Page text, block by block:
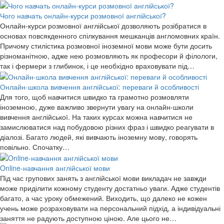
Чого навчать онлайн-курси розмовної англійської?
Онлайн-курси розмовної англійської дозволяють розібратися в
основах повсякденного спілкування мешканців англомовних країн.
Причому стилістика розмовної іноземної мови може бути досить
різноманітною, адже нею розмовляють як професори й філологи,
так і фермери з глибинок, і це необхідно враховувати під…
Онлайн-школа вивчення англійської: переваги й особливості
Для того, щоб навчитися швидко та грамотно розмовляти
іноземною, дуже важливо звернути увагу на онлайн-школи
вивчення англійської. На таких курсах можна навчитися не
замислюватися над побудовою різних фраз і швидко реагувати в
діалозі. Багато людей, які вивчають іноземну мову, говорять
повільно. Спочатку…
Online-навчання англійської мови
Під час групових занять з англійської мови викладач не завжди
може приділити кожному студенту достатньо уваги. Адже студентів
багато, а час уроку обмежений. Виходить, що далеко не кожен
учень може розраховувати на персональний підхід, а індивідуальні
заняття не радують доступною ціною. Але цього не…